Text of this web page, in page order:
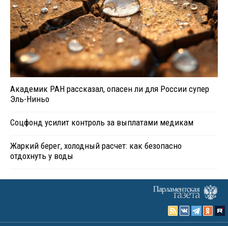
Академик РАН рассказал, опасен ли для России супер
Эль-Ниньо
Соцфонд усилит контроль за выплатами медикам
Жаркий берег, холодный расчет: как безопасно
отдохнуть у воды